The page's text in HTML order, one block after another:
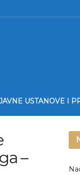
USTANOVE I
–